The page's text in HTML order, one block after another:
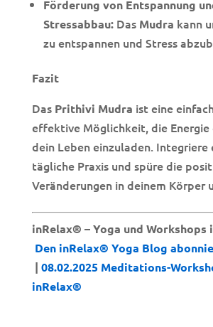
Förderung von Entspannung
Stressabbau:Das Mudra kann
zu entspannen und Stress
Fazit
Das Prithivi Mudra ist eine
effektive Möglichkeit, die Energie
dein Leben einzuladen. Integriere
tägliche Praxis und spüre die
Veränderungen in deinem Körper
inRelax® – Yoga und
Den inRelax® Yoga Blog
| 08.02.2025 Meditations-
inRelax®